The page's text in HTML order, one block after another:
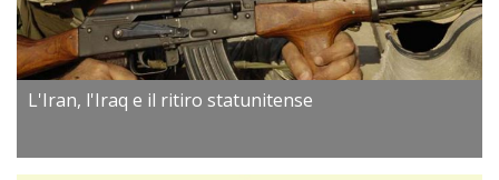
L'Iran, l'Iraq e il ritiro statunitense